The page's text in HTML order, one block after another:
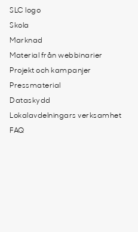
SLC logo
Skola
Marknad
Material från webbinarier
Projekt och kampanjer
Pressmaterial
Dataskydd
Lokalavdelningars verksamhet
FAQ